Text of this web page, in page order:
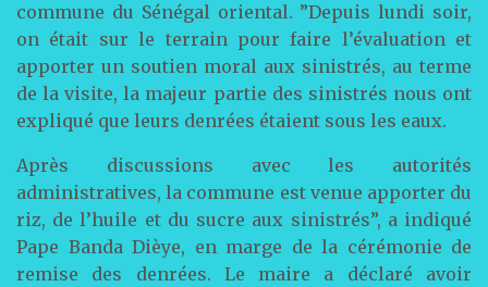
commune du Sénégal oriental. ”Depuis lundi soir,
on était sur le terrain pour faire l’évaluation et
apporter un soutien moral aux sinistrés, au terme
de la visite, la majeur partie des sinistrés nous ont
expliqué que leurs denrées étaient sous les eaux.
Après discussions avec les autorités
administratives, la commune est venue apporter du
riz, de l’huile et du sucre aux sinistrés”, a indiqué
Pape Banda Dièye, en marge de la cérémonie de
remise des denrées. Le maire a déclaré avoir